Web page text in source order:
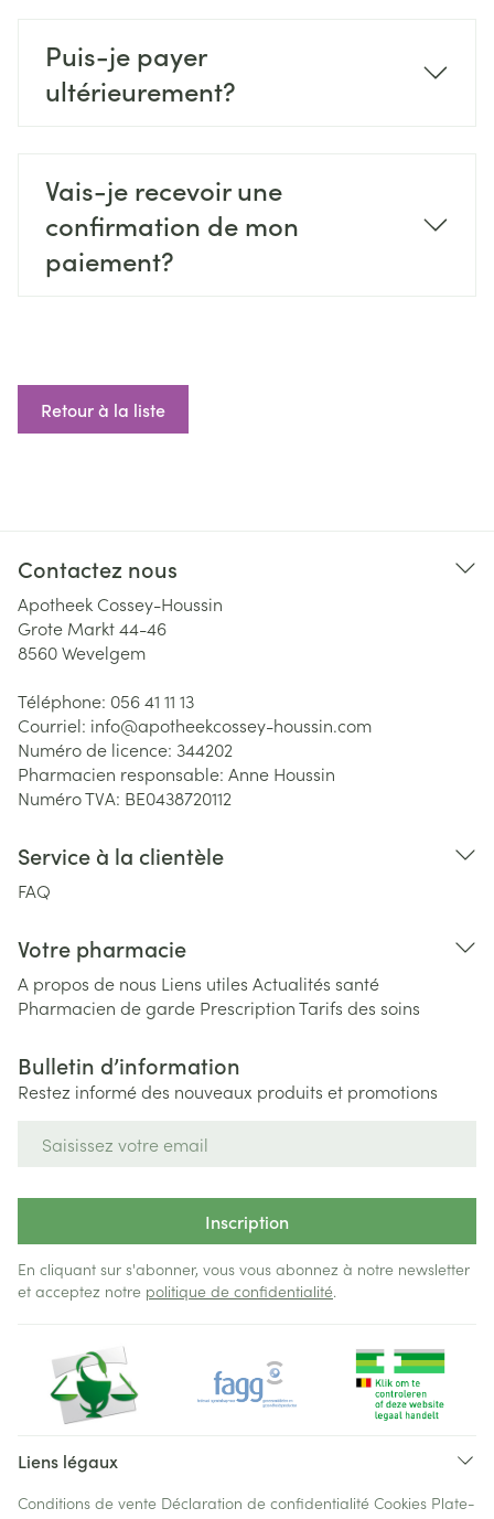
Puis-je payer
ultérieurement?
Vais-je recevoir une
confirmation de mon
paiement?
Retour à la liste
Contactez nous
Apotheek Cossey-Houssin
Grote Markt 44-46
8560Wevelgem
Téléphone: 056 41 11 13
Courriel: info@apotheekcossey-houssin.com
Numéro de licence: 344202
Pharmacien responsable: Anne Houssin
Numéro TVA: BE0438720112
Service à la clientèle
FAQ
Votre pharmacie
A propos de nous Liens utiles Actualités santé
Pharmacien de garde PrescriptionTarifs des soins
Bulletin d’information
Restez informé des nouveaux produits et promotions
Inscription
En cliquant sur s'abonner, vous vous abonnez à notre newsletter
et acceptez notre politique de confidentialité.
Liens légaux
Conditions de vente Déclaration de confidentialité Cookies Plate-